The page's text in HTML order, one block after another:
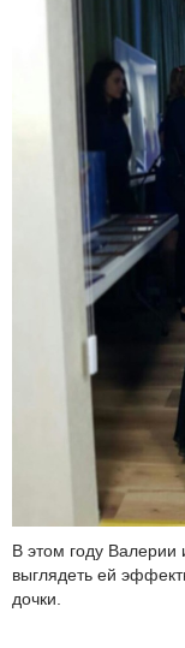
В этом году Валерии
выглядеть ей
дочки.